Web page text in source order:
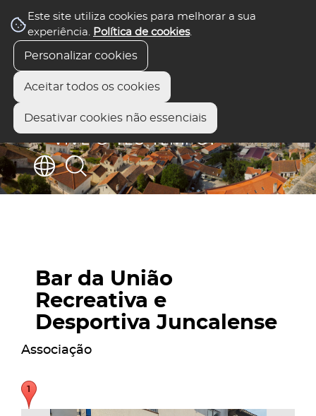
Este site utiliza cookies para melhorar a sua
experiência. Política de cookies.
Personalizar cookies
Aceitar todos os cookies
Desativar cookies não essenciais
Bar da União
Recreativa e
Desportiva Juncalense
Associação